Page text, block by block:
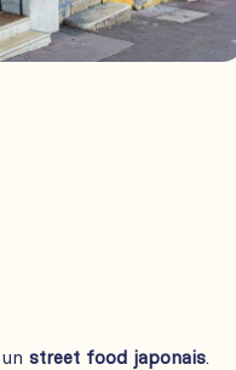
unstreet food japonais.